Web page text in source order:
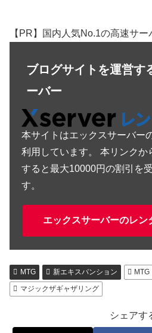
【PR】国内人気No.1の高速サー
ブログサイトを運営す
ーバー
本サイトはエックスサーバー
利用しています。 本リンクか
すると最大10000円の割引を
す。
エックスサーバーのレン
MTG 新エキスパンション MTG
マジックザギャザリング
シェアす